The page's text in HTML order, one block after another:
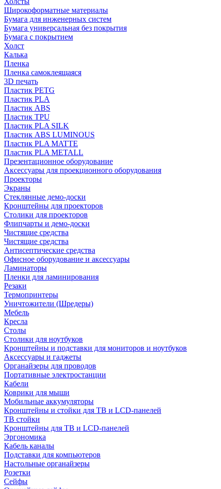
Широкоформатные материалы
Бумага для инженерных систем
Бумага универсальная без покрытия
Бумага с покрытием
Холст
Калька
Пленка
Пленка самоклеящаяся
3D печать
Пластик PETG
Пластик PLA
Пластик ABS
Пластик TPU
Пластик PLA SILK
Пластик ABS LUMINOUS
Пластик PLA MATTE
Пластик PLA METALL
Презентационное оборудование
Аксессуары для проекционного оборудования
Проекторы
Экраны
Стеклянные демо-доски
Кронштейны для проекторов
Столики для проекторов
Флипчарты и демо-доски
Чистящие средства
Чистящие средства
Антисептические средства
Офисное оборудование и аксессуары
Ламинаторы
Пленки для ламинирования
Резаки
Термопринтеры
Уничтожители (Шредеры)
Мебель
Кресла
Столы
Столики для ноутбуков
Кронштейны и подставки для мониторов и ноутбуков
Аксессуары и гаджеты
Органайзеры для проводов
Портативные электростанции
Кабели
Коврики для мыши
Мобильные аккумуляторы
Кронштейны и стойки для ТВ и LCD-панелей
ТВ стойки
Кронштейны для ТВ и LCD-панелей
Эргономика
Кабель каналы
Подставки для компьютеров
Настольные органайзеры
Розетки
Сейфы